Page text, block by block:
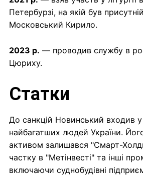
Петербурзі, на якій був
Московський Кирило.
2023 р. — проводив службу в
Цюриху.
Статки
До санкцій Новинський входив
найбагатших людей України.
активом залишався "Смарт-
частку в "Метінвесті" та інші
включаючи суднобудівні